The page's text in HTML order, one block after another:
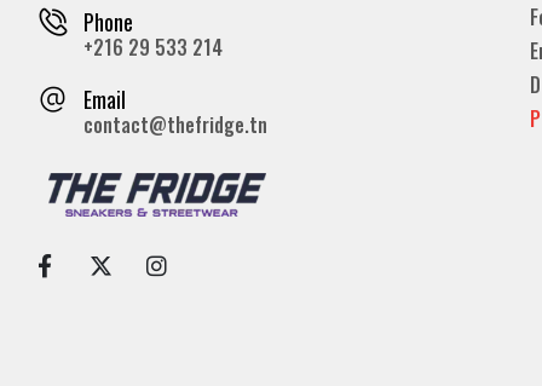
Phone
+216 29 533 214
Email
contact@thefridge.tn